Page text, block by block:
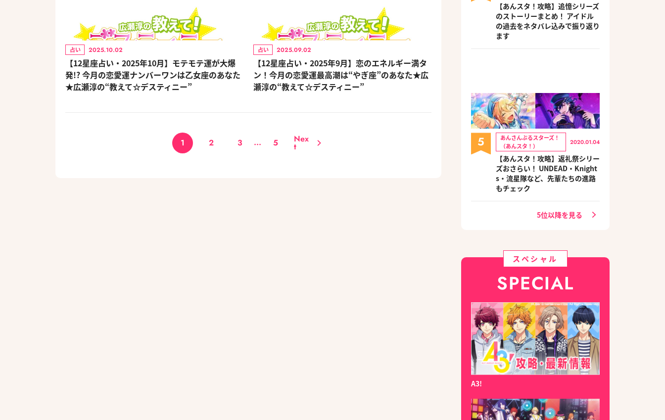
占い 2025.10.02
【12星座占い・2025年10月】モテモテ運が大爆
発!? 今月の恋愛運ナンバーワンは乙女座のあなた
★広瀬淳の“教えて☆デスティニー”
占い 2025.09.02
【12星座占い・2025年9月】恋のエネルギー満タ
ン！今月の恋愛運最高潮は“やぎ座”のあなた★広
瀬淳の“教えて☆デスティニー”
1 2 3 ... 5 Nex
t
【あんスタ！攻略】追憶シリーズ
のストーリーまとめ！ アイドル
の過去をネタバレ込みで振り返り
ます
5
あんさんぶるスターズ！
（あんスタ！）
2020.01.04
【あんスタ！攻略】返礼祭シリー
ズおさらい！ UNDEAD・Knight
s・流星隊など、先輩たちの進路
もチェック
5位以降を見る
スペシャル
SPECIAL
A3!